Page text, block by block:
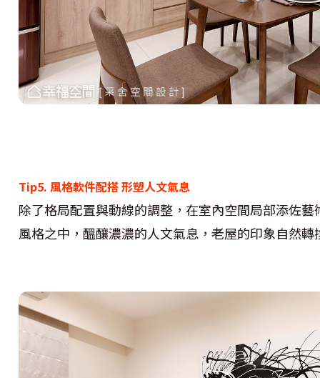
Tip5. 風格軟件配搭 形塑人文氣息
除了格局配置與動線的調整，在室內空間局部添佐
風格之中，醞釀濃濃的人文氣息，老屋的印象自然